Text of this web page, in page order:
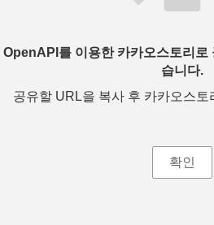
OpenAPI를 이용한 카카오스토리로
습니다.
공유할 URL을 복사 후 카카오스
확인